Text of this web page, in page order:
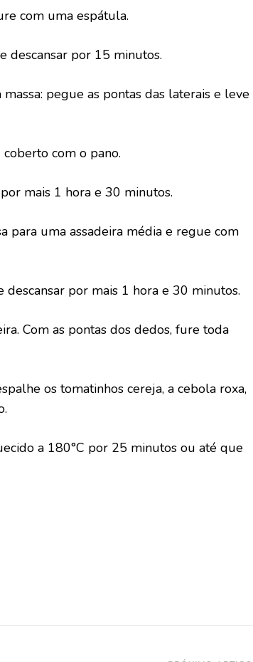
com uma espátula.
descansar por 15 minutos.
pegue as pontas das laterais e leve
com o pano.
mais 1 hora e 30 minutos.
para uma assadeira média e regue com
descansar por mais 1 hora e 30 minutos.
Com as pontas dos dedos, fure toda
os tomatinhos cereja, a cebola roxa,
a 180°C por 25 minutos ou até que